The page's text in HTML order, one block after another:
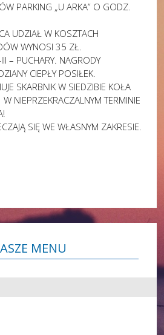
PARKING „U ARKA” O GODZ.
UDZIAŁ W KOSZTACH
WYNOSI 35 ZŁ.
– PUCHARY. NAGRODY
CIEPŁY POSIŁEK.
SKARBNIK W SIEDZIBIE KOŁA
NIEPRZEKRACZALNYM TERMINIE
SIĘ WE WŁASNYM ZAKRESIE.
MENU